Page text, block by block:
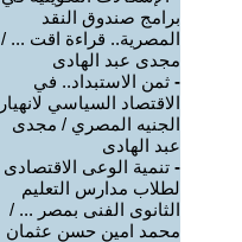
برامج صندوق النقد
المصرية.. قراءة اقت ... /
مجدى عبد الهادى
- ثمن الاستبداد.. في
الاقتصاد السياسي لانهيار
الجنيه المصري / مجدى
عبد الهادى
- تنمية الوعى الاقتصادى
لطلاب مدارس التعليم
الثانوى الفنى بمصر ... /
محمد امين حسن عثمان